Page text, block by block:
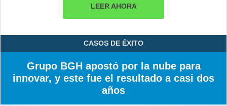
LEER AHORA
CASOS DE ÉXITO
Grupo BGH apostó por la nube para
innovar, y este fue el resultado a casi dos
años